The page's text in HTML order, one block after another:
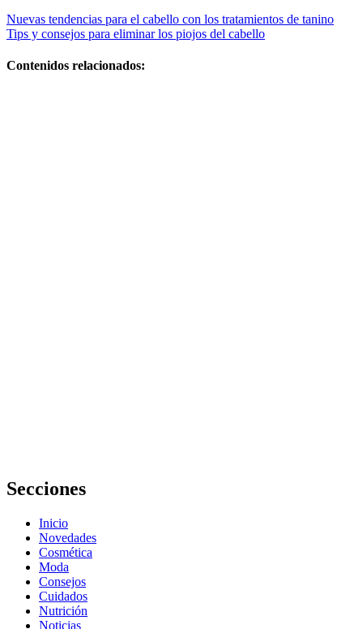
Navegación
de
entradas
Nuevas tendencias para el cabello con los tratamientos de tanino
Tips y consejos para eliminar los piojos del cabello
Contenidos relacionados:
Secciones
Inicio
Novedades
Cosmética
Moda
Consejos
Cuidados
Nutrición
Noticias